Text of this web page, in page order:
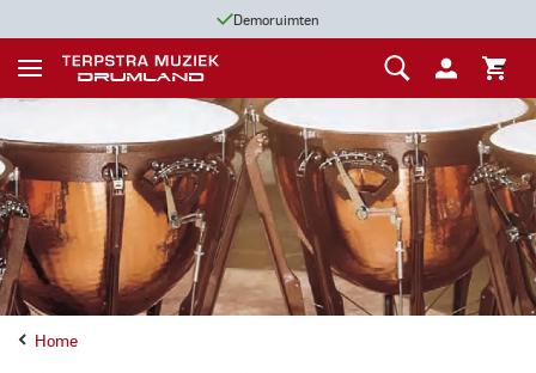
Demoruimten
Home